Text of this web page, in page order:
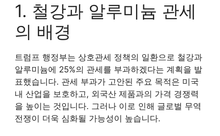
1. 철강과 알루미늄 관세
의 배경
트럼프 행정부는 상호관세 정책의 일환으로 철강과
알루미늄에 25%의 관세를 부과하겠다는 계획을 발
표했습니다. 관세 부과가 고안된 주요 목적은 미국
내 산업을 보호하고, 외국산 제품과의 가격 경쟁력
을 높이는 것입니다. 그러나 이로 인해 글로벌 무역
전쟁이 더욱 심화될 가능성이 높습니다.